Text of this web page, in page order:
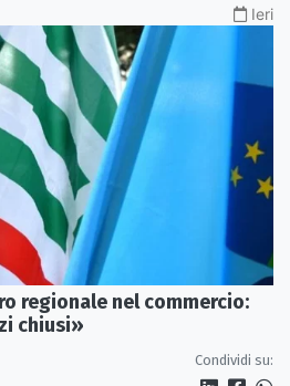
Ieri
regionale nel commercio:
chiusi»
Condividi su: